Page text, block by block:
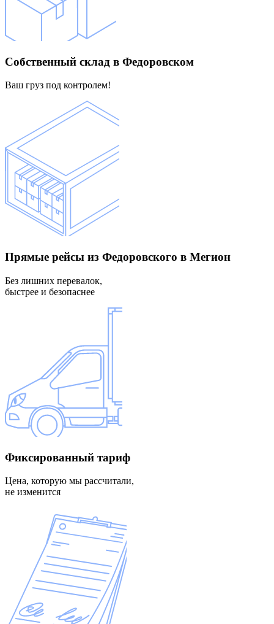
Собственный склад в Федоровском
Ваш груз под контролем!
Прямые рейсы из Федоровского в Мегион
Без лишних перевалок,
быстрее и безопаснее
Фиксированный тариф
Цена, которую мы рассчитали,
не изменится